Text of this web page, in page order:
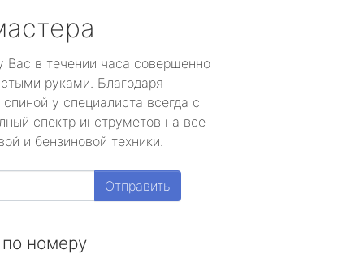
Вас в течении часа совершенно
руками. Благодаря
у специалиста всегда с
спектр инструметов на все
и бензиновой техники.
Отправить
номеру